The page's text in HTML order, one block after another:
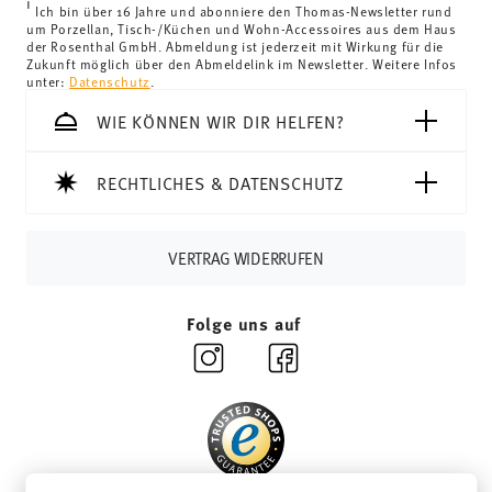
Königreich liegt der Mindestbestellwert bei £135, die
Lieferung erfolgt versandkostenfrei.
Schweiz:Lieferungen in die Schweiz sind ab 69,90 CHF
versandkostenfrei. Unter einem Bestellwert von 69,90
CHF liegen die Versandkosten bei 36,90 CHF.
sobald Ihr Paket auf die Reise geht.
Lieferzeit innerhalb Deutschlands:3-5 Werktage für
hier einsehen.
Ich bin über 16 Jahre und abonniere den Thomas-Newsletter rund
um Porzellan, Tisch-/Küchen und Wohn-Accessoires aus dem Haus
der Rosenthal GmbH. Abmeldung ist jederzeit mit Wirkung für die
Zukunft möglich über den Abmeldelink im Newsletter. Weitere Infos
unter: Datenschutz
WIE KÖNNEN WIR DIR HELFEN?
RECHTLICHES & DATENSCHUTZ
VERTRAG WIDERRUFEN
Folge uns auf